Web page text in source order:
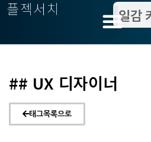
플젝서치
## UX 디자이너
태그목록으로